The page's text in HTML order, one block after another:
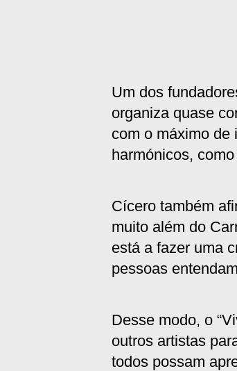
Um dos
organiza quase
com o máximo de
harmónicos,
Cícero também
muito além do
está a fazer uma
pessoas
Desse modo, o
outros artistas
todos possam